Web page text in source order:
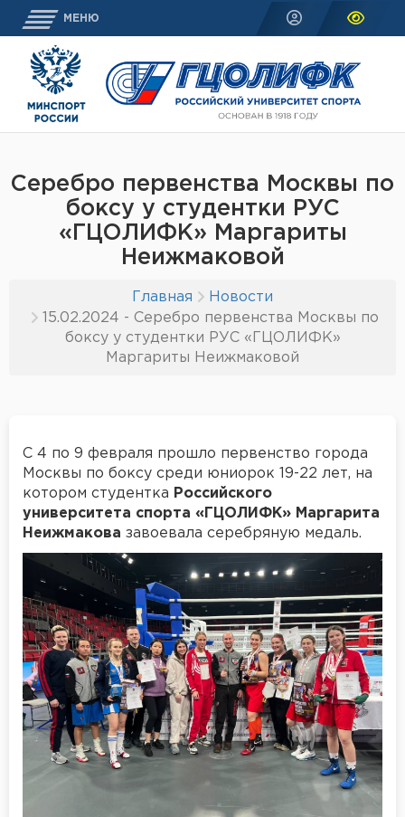
МЕНЮ
Серебро первенства Москвы по
боксу у студентки РУС
«ГЦОЛИФК» Маргариты
Неижмаковой
Главная
Новости
15.02.2024 - Серебро первенства Москвы по
боксу у студентки РУС «ГЦОЛИФК»
Маргариты Неижмаковой
С 4 по 9 февраля прошло первенство города
Москвы по боксу среди юниорок 19-22 лет, на
котором студентка Российского
университета спорта «ГЦОЛИФК» Маргарита
Неижмакова завоевала серебряную медаль.